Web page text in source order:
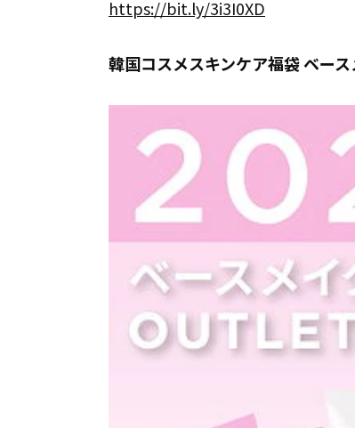
https://bit.ly/3i3I0XD
韓国コスメスキンケア福袋 ベー